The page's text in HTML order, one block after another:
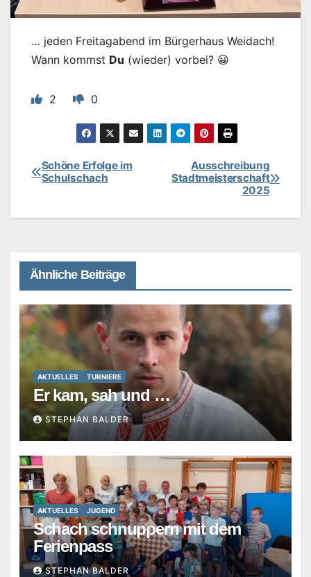
… jeden Freitagabend im Bürgerhaus Weidach!
Wann kommst Du (wieder) vorbei? 😀
2 0
BeitragsnavigationAusschreibung
Stadtmeisterschaft
2025
Schöne Erfolge im
Schulschach
Ähnliche Beiträge
AKTUELLES TURNIERE
Er kam, sah und …
STEPHAN BALDER
AKTUELLES JUGEND
Schach schnuppern mit dem
Ferienpass
STEPHAN BALDER